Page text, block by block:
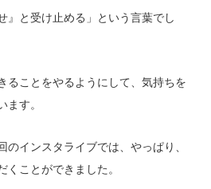
』と受け止める」という言葉でし
ることをやるようにして、気持ちを
す。
インスタライブでは、やっぱり、
ことができました。